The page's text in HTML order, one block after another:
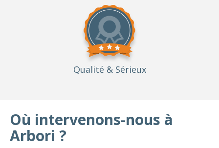
Qualité & Sérieux
Où intervenons-nous à
Arbori ?